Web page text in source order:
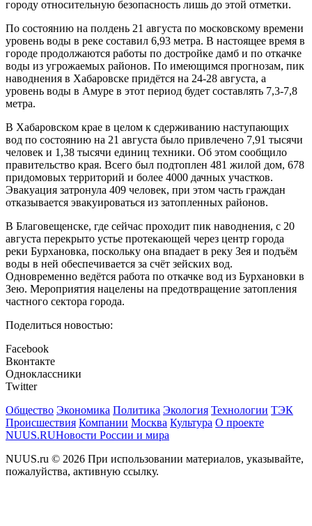
городу относительную безопасность лишь до этой отметки.
По состоянию на полдень 21 августа по московскому времени
уровень воды в реке составил 6,93 метра. В настоящее время в
городе продолжаются работы по достройке дамб и по откачке
воды из угрожаемых районов. По имеющимся прогнозам, пик
наводнения в Хабаровске придётся на 24-28 августа, а
уровень воды в Амуре в этот период будет составлять 7,3-7,8
метра.
В Хабаровском крае в целом к сдерживанию наступающих
вод по состоянию на 21 августа было привлечено 7,91 тысячи
человек и 1,38 тысячи единиц техники. Об этом сообщило
правительство края. Всего был подтоплен 481 жилой дом, 678
придомовых территорий и более 4000 дачных участков.
Эвакуация затронула 409 человек, при этом часть граждан
отказывается эвакуироваться из затопленных районов.
В Благовещенске, где сейчас проходит пик наводнения, с 20
августа перекрыто устье протекающей через центр города
реки Бурхановка, поскольку она впадает в реку Зея и подъём
воды в ней обеспечивается за счёт зейских вод.
Одновременно ведётся работа по откачке вод из Бурхановки в
Зею. Мероприятия нацелены на предотвращение затопления
частного сектора города.
Поделиться новостью:
Facebook
Вконтакте
Одноклассники
Twitter
Общество Экономика Политика Экология Технологии ТЭК
Происшествия Компании Москва Культура О проекте
NUUS.RUНовости России и мира
NUUS.ru © 2026 При использовании материалов, указывайте,
пожалуйства, активную ссылку.